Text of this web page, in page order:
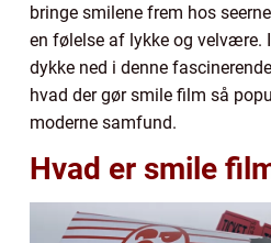
bringe smilene frem hos
en følelse af lykke og velvære.
dykke ned i denne
hvad der gør smile film så
moderne samfund.
Hvad er smile